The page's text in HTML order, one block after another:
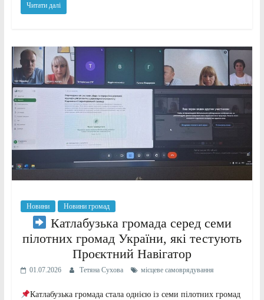
Читати далі
Новини Новини громад
Катлабузька громада серед семи
пілотних громад України, які тестують
Проєктний Навігатор
01.07.2026 Тетяна Сухова місцеве самоврядування
Катлабузька громада стала однією із семи пілотних громад